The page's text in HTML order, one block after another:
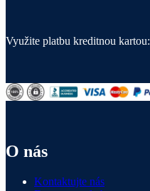
Využite platbu kreditnou kartou:
O nás
Kontaktujte nás